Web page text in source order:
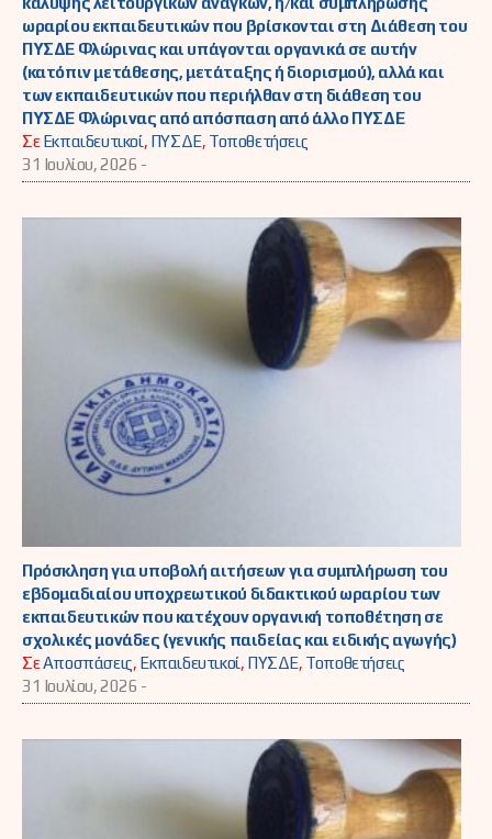
ωραρίου εκπαιδευτικών που βρίσκονται στη Διάθεση του
ΠΥΣΔΕ Φλώρινας και υπάγονται οργανικά σε αυτήν
(κατόπιν μετάθεσης, μετάταξης ή διορισμού), αλλά και
των εκπαιδευτικών που περιήλθαν στη διάθεση του
ΠΥΣΔΕ Φλώρινας από απόσπαση από άλλο ΠΥΣΔΕ
ΣεΕκπαιδευτικοί, ΠΥΣΔΕ, Τοποθετήσεις
31 Ιουλίου, 2026 -
Πρόσκληση για υποβολή αιτήσεων για συμπλήρωση του
εβδομαδιαίου υποχρεωτικού διδακτικού ωραρίου των
εκπαιδευτικών που κατέχουν οργανική τοποθέτηση σε
σχολικές μονάδες (γενικής παιδείας και ειδικής αγωγής)
ΣεΑποσπάσεις, Εκπαιδευτικοί, ΠΥΣΔΕ, Τοποθετήσεις
31 Ιουλίου, 2026 -